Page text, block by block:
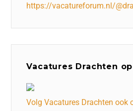
https://vacatureforum.nl/
Vacatures Drachten op
Volg Vacatures Drachten ook